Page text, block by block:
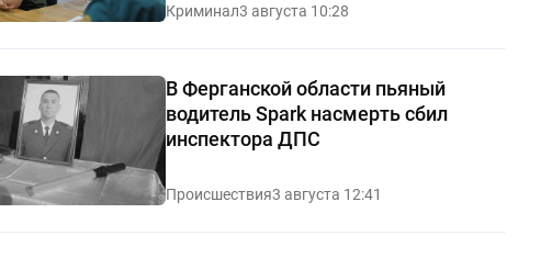
Криминал3 августа 10:28
В Ферганской области пьяный
водитель Spark насмерть сбил
инспектора ДПС
Происшествия3 августа 12:41